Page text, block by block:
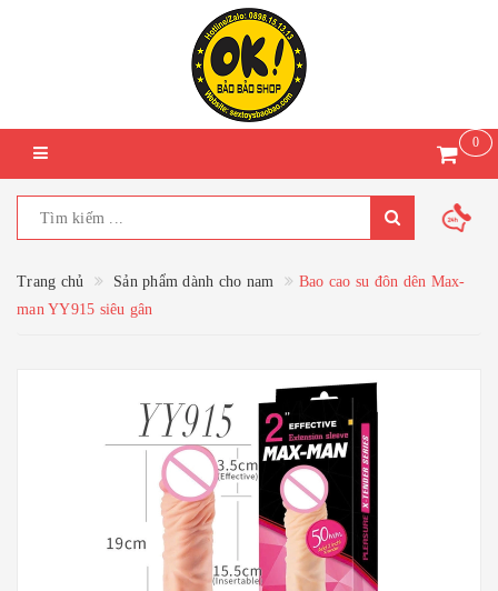
0
Trang chủ Sản phẩm dành cho nam
Bao cao su đôn dên Max-
man YY915 siêu gân